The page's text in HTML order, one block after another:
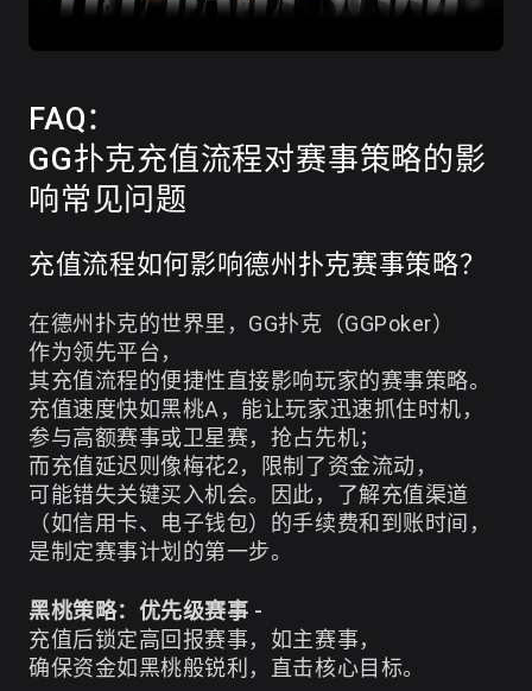
FAQ：
GG扑克充值流程对赛事策略的影
响常见问题
充值流程如何影响德州扑克赛事策略？
在德州扑克的世界里，GG扑克（GGPoker）
作为领先平台，
其充值流程的便捷性直接影响玩家的赛事策略。
充值速度快如黑桃A，能让玩家迅速抓住时机，
参与高额赛事或卫星赛，抢占先机；
而充值延迟则像梅花2，限制了资金流动，
可能错失关键买入机会。因此，了解充值渠道
（如信用卡、电子钱包）的手续费和到账时间，
是制定赛事计划的第一步。
黑桃策略：优先级赛事 -
充值后锁定高回报赛事，如主赛事，
确保资金如黑桃般锐利，直击核心目标。